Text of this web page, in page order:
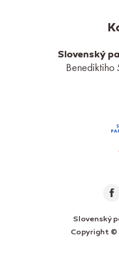
Slovenský
Benediktiho
Slovenský
Copyright ©